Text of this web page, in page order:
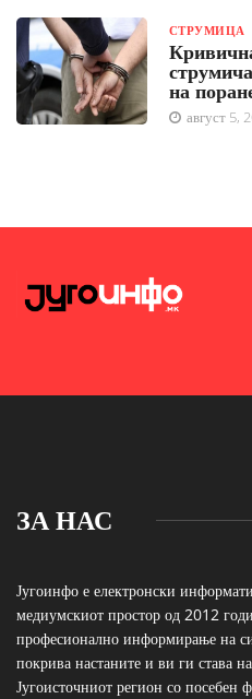
СТРУМИЦА
на
август 5,
ЗА НАС
Југоинфо е електронски
медиумскиот простор од 2012
професионално информирање на
покрива настаните и ви ги става
Југоисточниот регион со посебен